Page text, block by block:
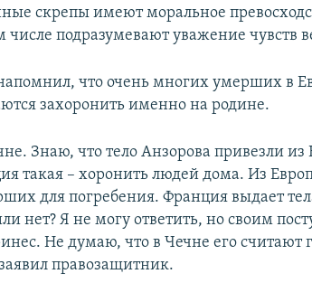
скрепы имеют моральное
числе подразумевают уважение чувств
что очень многих умерших в
захоронить именно на родине.
Знаю, что тело Анзорова привезли из
такая – хоронить людей дома. Из
для погребения. Франция выдает
нет? Я не могу ответить, но своим
Не думаю, что в Чечне его считают
правозащитник.